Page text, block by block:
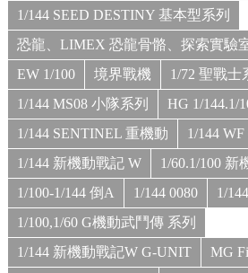
1/144 SEED DESTINY 基本型系列
恐龍、LIMEX 恐龍骨骼、探索實驗
EW 1/100
境界戰機
1/72 聖戰士
1/144 MS08 小隊系列
HG 1/144.1/
1/144 SENTINEL 重機動
1/144
1/144 新機動戰記 W
1/60.1/100 新
1/100-1/144 倒A
1/144 0080
1/
1/100,1/60 G機動武鬥傳 系列
1/144 新機動戰記W G-UNIT
MG